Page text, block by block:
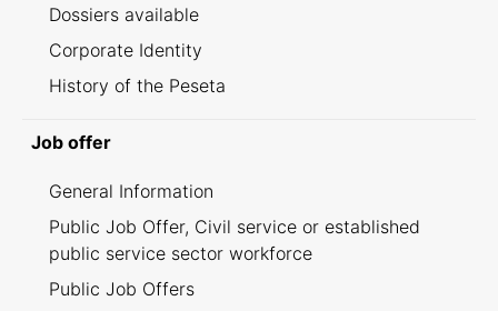
Dossiers available
Corporate Identity
History of the Peseta
Job offer
General Information
Public Job Offer, Civil service or established
public service sector workforce
Public Job Offers